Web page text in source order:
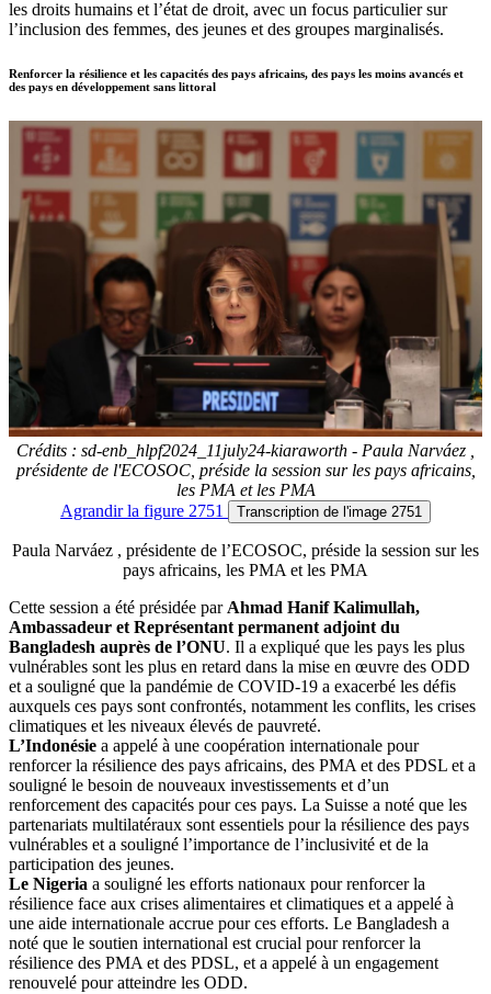
les droits humains et l’état de droit, avec un focus particulier sur
l’inclusion des femmes, des jeunes et des groupes marginalisés.
Renforcer la résilience et les capacités des pays africains, des pays les moins avancés et
des pays en développement sans littoral
Crédits : sd-enb_hlpf2024_11july24-kiaraworth - Paula Narváez ,
présidente de l'ECOSOC, préside la session sur les pays africains,
les PMA et les PMA
Agrandirla figure 2751 Transcription de l'image 2751
Paula Narváez , présidente de l’ECOSOC, préside la session sur les
pays africains, les PMA et les PMA
Cette session a été présidée par Ahmad Hanif Kalimullah,
Ambassadeur et Représentant permanent adjoint du
Bangladesh auprès de l’ONU. Il a expliqué que les pays les plus
vulnérables sont les plus en retard dans la mise en œuvre des ODD
et a souligné que la pandémie de COVID-19 a exacerbé les défis
auxquels ces pays sont confrontés, notamment les conflits, les crises
climatiques et les niveaux élevés de pauvreté.
L’Indonésie a appelé à une coopération internationale pour
renforcer la résilience des pays africains, des PMA et des PDSL et a
souligné le besoin de nouveaux investissements et d’un
renforcement des capacités pour ces pays. La Suisse a noté que les
partenariats multilatéraux sont essentiels pour la résilience des pays
vulnérables et a souligné l’importance de l’inclusivité et de la
participation des jeunes.
Le Nigeria a souligné les efforts nationaux pour renforcer la
résilience face aux crises alimentaires et climatiques et a appelé à
une aide internationale accrue pour ces efforts. Le Bangladesh a
noté que le soutien international est crucial pour renforcer la
résilience des PMA et des PDSL, et a appelé à un engagement
renouvelé pour atteindre les ODD.